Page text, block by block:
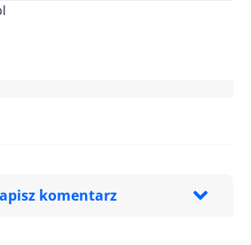
komentarz